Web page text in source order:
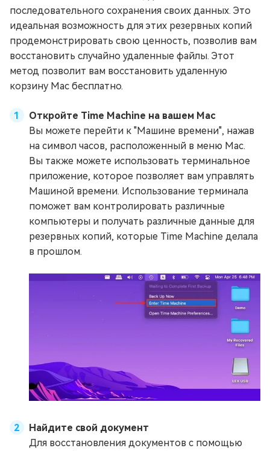
последовательного сохранения своих данных. Это
идеальная возможность для этих резервных копий
продемонстрировать свою ценность, позволив вам
восстановить случайно удаленные файлы. Этот
метод позволит вам восстановить удаленную
корзину Mac бесплатно.
Откройте Time Machine на вашем Mac
Вы можете перейти к "Машине времени", нажав
на символ часов, расположенный в меню Mac.
Вы также можете использовать терминальное
приложение, которое позволяет вам управлять
Машиной времени. Использование терминала
поможет вам контролировать различные
компьютеры и получать различные данные для
резервных копий, которые Time Machine делала
в прошлом.
Найдите свой документ
Для восстановления документов с помощью